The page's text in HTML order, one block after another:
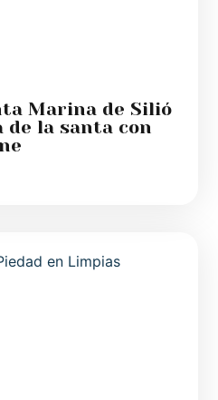
Marina de Silió
la santa con